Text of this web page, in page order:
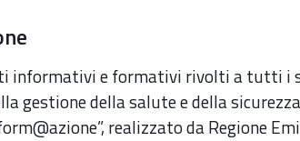
informativi e formativi rivolti a tutti i
gestione della salute e della
realizzato da Regione